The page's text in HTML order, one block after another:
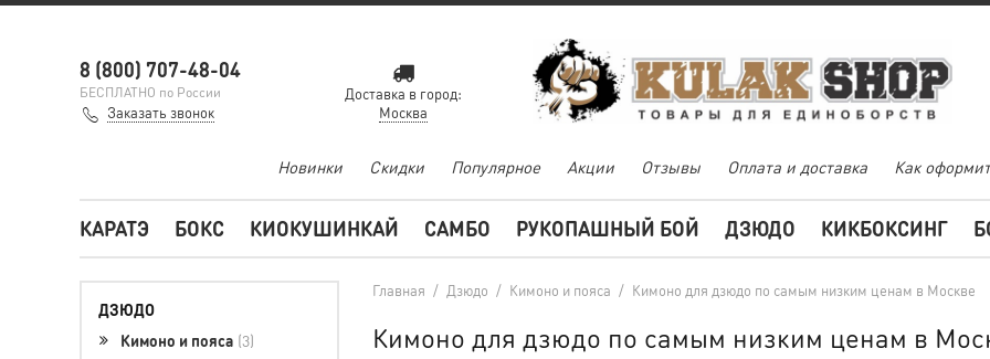
8 (800) 707-48-04
БЕСПЛАТНО по России
Заказать звонок
Доставка в город:
Москва
Новинки Скидки Популярное Акции Отзывы Оплата и доставка Как
КАРАТЭ БОКС КИОКУШИНКАЙ САМБО РУКОПАШНЫЙ БОЙ ДЗЮДО КИКБОКСИНГ
Главная / Дзюдо / Кимоно и пояса / Кимоно для дзюдо по самым низким ценам в Москве
Кимоно для дзюдо по самым низким ценам в
ДЗЮДО
Кимоно и пояса 3